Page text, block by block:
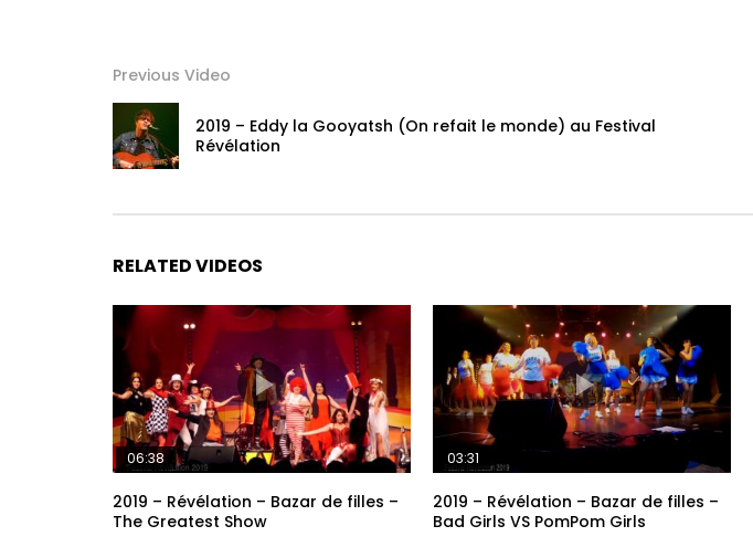
Previous Video
2019 – Eddy la Gooyatsh (On refait le monde) au Festival
Révélation
RELATED VIDEOS
06:38
2019 – Révélation – Bazar de filles –
The Greatest Show
03:31
2019 – Révélation – Bazar de filles –
Bad Girls VS PomPom Girls